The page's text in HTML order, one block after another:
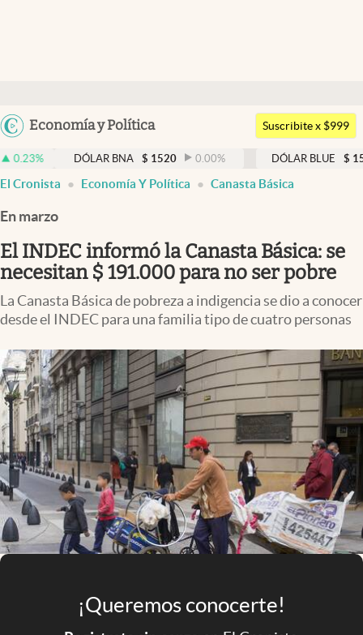
Argentina
Uruguay
Economía y Política
Members
Economía y Política
Finanzas y Mercados
Mercados Online
Negocios
Columnistas
Infotechnology
Clase
Clima
Mundial 2026
Eventos Corporativos
El Cronista Studio
Mediakit
Argentina
Suscribite x $999
DÓLAR BNA $ 1520 0.00% DÓLAR BLUE $ 1530 -
El Cronista Economía Y Política Canasta Básica
En marzo
El INDEC informó la Canasta Básica: se
necesitan $ 191.000 para no ser pobre
La Canasta Básica de pobreza a indigencia se dio a conocer
desde el INDEC para una familia tipo de cuatro personas
¡Queremos conocerte!